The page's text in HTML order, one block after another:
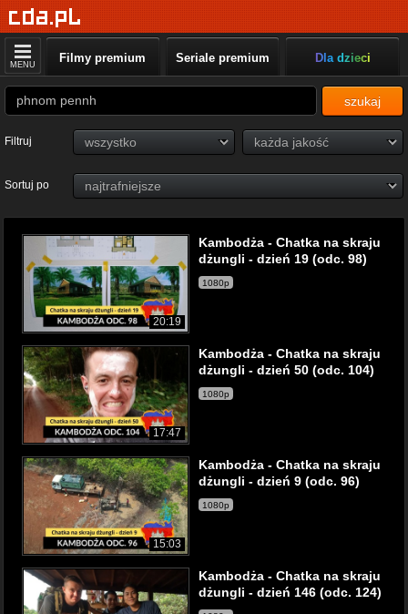
MENU Filmy premium Seriale premium Dla dzieci
szukaj
Filtruj
Sortuj po
20:19
Kambodża - Chatka na skraju
dżungli - dzień 19 (odc. 98)
1080p
17:47
Kambodża - Chatka na skraju
dżungli - dzień 50 (odc. 104)
1080p
15:03
Kambodża - Chatka na skraju
dżungli - dzień 9 (odc. 96)
1080p
Kambodża - Chatka na skraju
dżungli - dzień 146 (odc. 124)